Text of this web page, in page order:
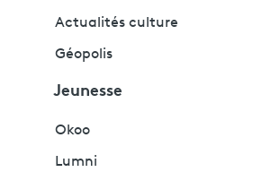
Actualités culture
Géopolis
Jeunesse
Okoo
Lumni